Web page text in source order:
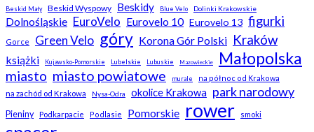
Beskid Mały Beskid Wyspowy Beskidy Blue Velo Dolinki Krakowskie
Dolnośląskie EuroVelo Eurovelo 10 Eurovelo 13 figurki
Gorce Green Velo góry Korona Gór Polski Kraków
książki Kujawsko-Pomorskie Lubelskie Lubuskie Mazowieckie Małopolska
miasto miasto powiatowe murale
na północ od Krakowa
na zachód od Krakowa
Nysa-Odra okolice Krakowa park narodowy
Pieniny Podkarpacie Podlasie Pomorskie rower smoki